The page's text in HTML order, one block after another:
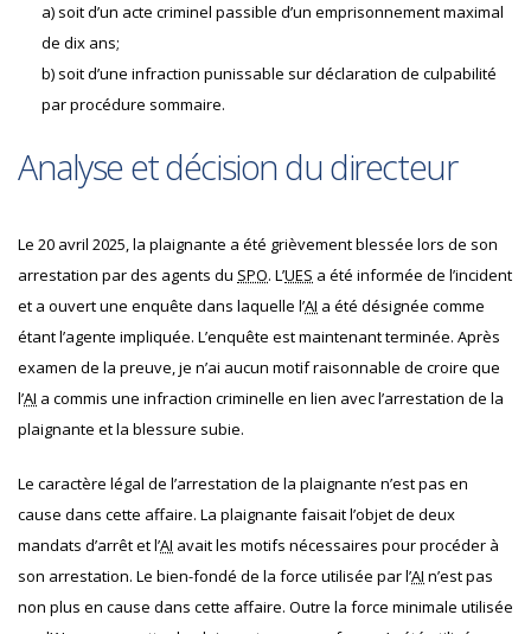
a) soit d’un acte criminel passible d’un emprisonnement maximal
de dix ans;
b) soit d’une infraction punissable sur déclaration de culpabilité
par procédure sommaire.
Analyse et décision du directeur
Le 20 avril 2025, la plaignante a été grièvement blessée lors de son
arrestation par des agents du SPO. L’UES a été informée de l’incident
et a ouvert une enquête dans laquelle l’AI a été désignée comme
étant l’agente impliquée. L’enquête est maintenant terminée. Après
examen de la preuve, je n’ai aucun motif raisonnable de croire que
l’AI a commis une infraction criminelle en lien avec l’arrestation de la
plaignante et la blessure subie.
Le caractère légal de l’arrestation de la plaignante n’est pas en
cause dans cette affaire. La plaignante faisait l’objet de deux
mandats d’arrêt et l’AI avait les motifs nécessaires pour procéder à
son arrestation. Le bien-fondé de la force utilisée par l’AI n’est pas
non plus en cause dans cette affaire. Outre la force minimale utilisée